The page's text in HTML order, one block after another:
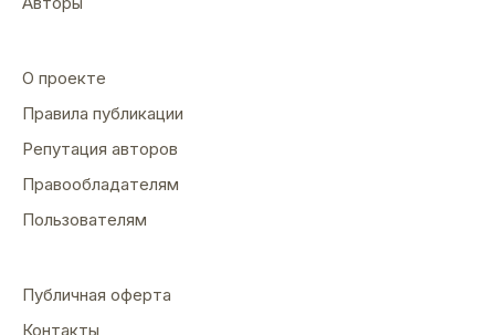
О проекте
Правила публикации
Репутация авторов
Правообладателям
Пользователям
Публичная оферта
Контакты